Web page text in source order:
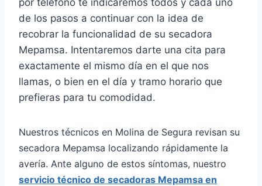
de los pasos a continuar con la idea de
recobrar la funcionalidad de su secadora
Mepamsa. Intentaremos darte una cita para
exactamente el mismo día en el que nos
llamas, o bien en el día y tramo horario que
prefieras para tu comodidad.
Nuestros técnicos en Molina de Segura revisan su
secadora Mepamsa localizando rápidamente la
avería. Ante alguno de estos síntomas, nuestro
servicio técnico de secadoras Mepamsa en